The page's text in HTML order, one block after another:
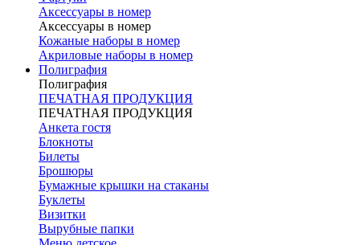
Аксессуары в номер
Аксессуары в номер
Кожаные наборы в номер
Акриловые наборы в номер
Полиграфия
Полиграфия
ПЕЧАТНАЯ ПРОДУКЦИЯ
ПЕЧАТНАЯ ПРОДУКЦИЯ
Анкета гостя
Блокноты
Билеты
Брошюры
Бумажные крышки на стаканы
Буклеты
Визитки
Вырубные папки